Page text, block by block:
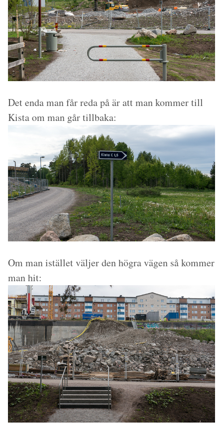
Det enda man får reda på är att man kommer till
Kista om man går tillbaka:
Om man istället väljer den högra vägen så kommer
man hit: